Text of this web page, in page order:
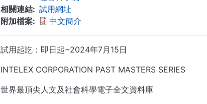
相關連結
試用網址
附加檔案
中文簡介
試用起訖：即日起~2024年7月15日
INTELEX CORPORATION PAST MASTERS SERIES
世界最頂尖人文及社會科學電子全文資料庫